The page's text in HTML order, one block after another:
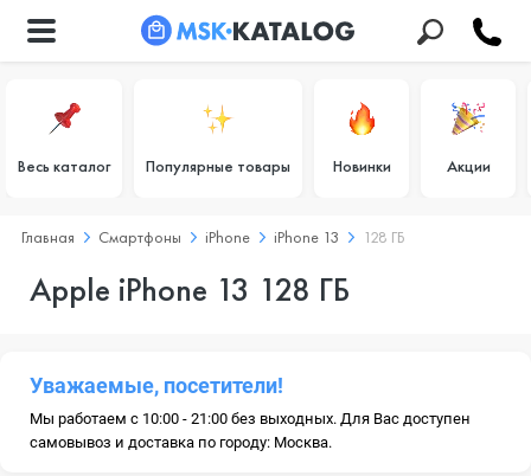
Весь каталог Популярные товары Новинки Акции
Главная Смартфоны iPhone iPhone 13 128 ГБ
Apple iPhone 13 128 ГБ
Уважаемые, посетители!
Мы работаем с 10:00 - 21:00 без выходных. Для Вас доступен
самовывоз и доставка по городу: Москва.